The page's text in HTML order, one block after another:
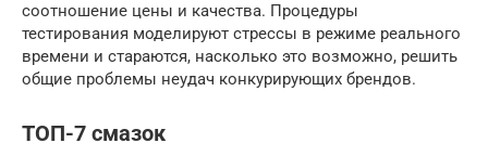
соотношение цены и качества. Процедуры
тестирования моделируют стрессы в режиме реального
времени и стараются, насколько это возможно, решить
общие проблемы неудач конкурирующих брендов.
ТОП-7 смазок